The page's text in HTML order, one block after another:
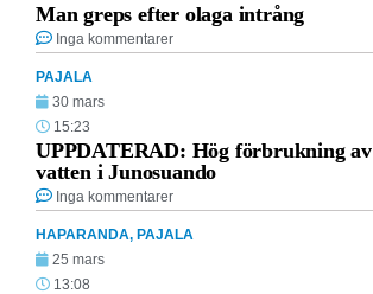
Man greps efter olaga intrång
Inga kommentarer
PAJALA
30 mars
15:23
UPPDATERAD: Hög förbrukning av
vatten i Junosuando
Inga kommentarer
HAPARANDA, PAJALA
25 mars
13:08